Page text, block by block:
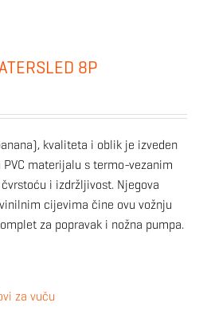
8P
kvaliteta i oblik je izveden
materijalu s termo-vezanim
i izdržljivost. Njegova
cijevima čine ovu vožnju
za popravak i nožna pumpa.
za vuču